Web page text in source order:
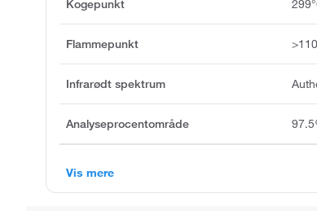
Kogepunkt
Flammepunkt
Infrarødt spektrum
Analyseprocentområde
Vis mere